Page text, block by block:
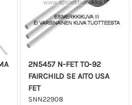
2N5457 N-FET TO-92
FAIRCHILD SE AITO USA
FET
SNN22908